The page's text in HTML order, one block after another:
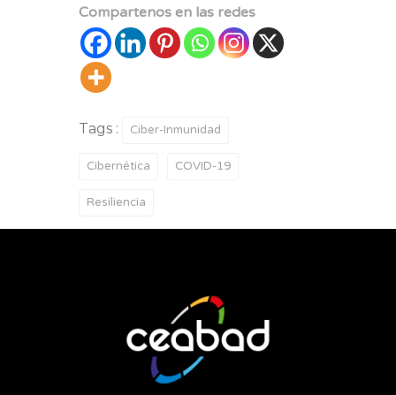
Compartenos en las redes
Tags : Ciber-Inmunidad
Cibernética COVID-19
Resiliencia